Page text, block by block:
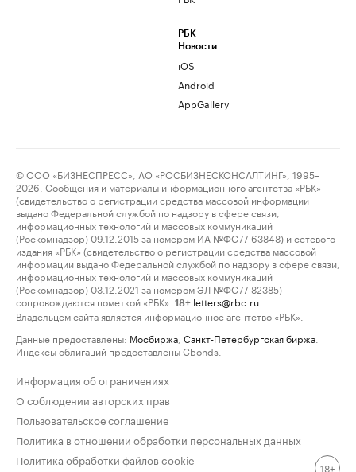
РБК
Новости
iOS
Android
AppGallery
© ООО «БИЗНЕСПРЕСС», АО «РОСБИЗНЕСКОНСАЛТИНГ», 1995–
2026. Сообщения и материалы информационного агентства «РБК»
(свидетельство о регистрации средства массовой информации
выдано Федеральной службой по надзору в сфере связи,
информационных технологий и массовых коммуникаций
(Роскомнадзор) 09.12.2015 за номером ИА №ФС77-63848) и сетевого
издания «РБК» (свидетельство о регистрации средства массовой
информации выдано Федеральной службой по надзору в сфере связи,
информационных технологий и массовых коммуникаций
(Роскомнадзор) 03.12.2021 за номером ЭЛ №ФС77-82385)
сопровождаются пометкой «РБК».
18+ letters@rbc.ru
Владельцем сайта является информационное агентство «РБК».
Данные предоставлены: Мосбиржа Санкт-Петербургская биржа
Индексы облигаций предоставлены Cbonds.
Информация об ограничениях
О соблюдении авторских прав
Пользовательское соглашение
Политика в отношении обработки персональных данных
Политика обработки файлов cookie
18+